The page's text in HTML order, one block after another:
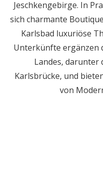
Jeschkengebirge. In
sich charmante
Karlsbad luxuriöse
Unterkünfte ergänzen
Landes, darunter
Karlsbrücke, und
von